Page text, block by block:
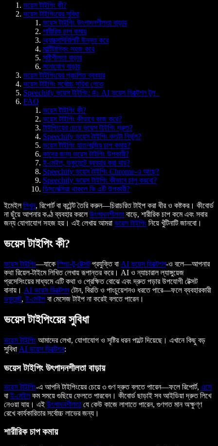
ভয়েস টাইপিং কী?
ভয়েস টাইপিংয়ের সুবিধা
ভয়েস টাইপিং উৎপাদনশীলতা বাড়ায়
শারীরিক চাপ কমায়
অ্যাক্সেসিবিলিটি উন্নত করে
মাল্টিটাস্কিং সহজ করে
সৃষ্টিশীলতা বাড়ায়
মনোযোগ বাড়ায়
ভয়েস টাইপিংয়ের প্রচলিত ব্যবহার
ভয়েস টাইপিং সর্বোচ্চ সুবিধা পেতে
Speechify ভয়েস টাইপিং: #১ AI ভয়েস ডিক্টেশন টুল
FAQ
ভয়েস টাইপিং কী?
ভয়েস টাইপিং কীভাবে কাজ করে?
টাইপিংয়ের চেয়ে ভয়েস টাইপিং দ্রুত?
Speechify ভয়েস টাইপিং কতটা নির্ভুল?
ভয়েস টাইপিং হাত/কব্জির চাপ কমায়?
কাদের জন্য ভয়েস টাইপিং উপকারী?
ই-মেইল, ডকুমেন্টে ব্যবহার করা যায়?
Speechify ভয়েস টাইপিং Chrome-এ আছে?
Speechify ভয়েস টাইপিং কীভাবে চালু করবো?
ডিসলেক্সিয়া থাকলে কি এটি উপকারী?
ইমেইললিখুন, রিপোর্ট বা কন্টেন্ট তৈরি করুন—চিরাচরিত টাইপ করা ধীর ও কষ্টকর। কীবোর্ড
না ছুঁয়ে আপনার কণ্ঠ ব্যবহার করলেউৎপাদনশীলতা বাড়ে, শারীরিক চাপ কমে এবং সবার
জন্য যোগাযোগ সহজ হয়। এই লেখায় আমরা ভয়েস টাইপিং নিয়ে খুঁটিনাটি জানবো।
ভয়েস টাইপিং কী?
ভয়েস টাইপিং—যাকে স্পিচ-টু-টেক্সটপ্রযুক্তি বা AI ভয়েস ডিক্টেশন-ও বলে—আপনার
কথা রিয়েল-টাইমে লিখিত লেখায় রূপান্তর করে। AI ও ন্যাচারাল ল্যাঙ্গুয়েজ
প্রসেসিংয়ের মাধ্যমে এটি কথা ও প্রেক্ষিত বোঝে এবং দ্রুত পড়ার উপযোগী টেক্সট
বানায়। AI ভয়েস ডিক্টেশনটোন, বিরতি ও পাংচুয়েশনও ধরতে পারে—ফলে ব্যবহারকারী
ডকুমেন্ট, ই-মেইলবা মেসেজ টাইপ না করেই বলতে পারেন।
ভয়েস টাইপিংয়ের সুবিধা
ভয়েস টাইপিং আমাদের লেখা, যোগাযোগ ও সৃষ্টির ধরন পাল্টে দিয়েছে। এখানে কিছু বড়
সুবিধা AI ভয়েস ডিক্টেশন:
ভয়েস টাইপিং উৎপাদনশীলতা বাড়ায়
ভয়েস টাইপিং-এ আপনি টাইপিংয়ের চেয়ে ৩ গুণ দ্রুত বলতে পারেন—ফলে রিপোর্ট, এসে
বাই-মেইলকম সময়ে গুছিয়ে ফেলতে পারবেন। কীবোর্ড ছাড়াই সব আইডিয়া দ্রুত লিখে
নেওয়া যায়। এই উৎপাদনশীলতা যে কেউ কাজে লাগাতে পারেন, গুণগত মান অক্ষুণ্ণ
রেখে কার্যকারিতার সর্বোচ্চ লাভের জন্য।
শারীরিক চাপ কমায়